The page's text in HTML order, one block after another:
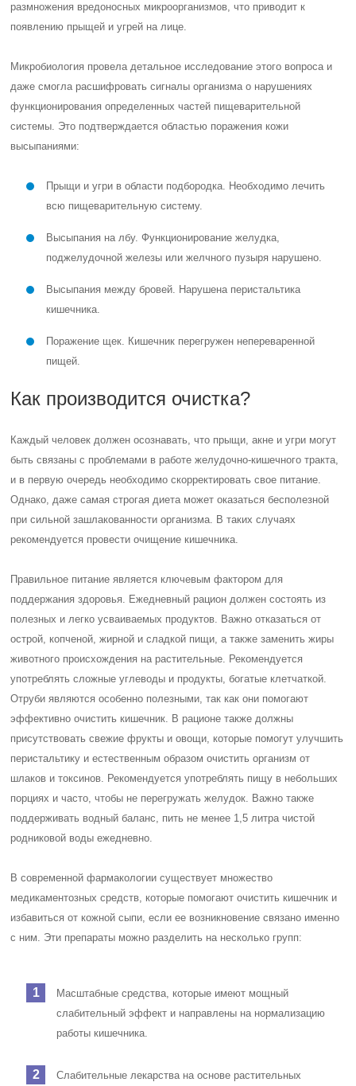
размножения вредоносных микроорганизмов, что приводит к
появлению прыщей и угрей на лице.
Микробиология провела детальное исследование этого вопроса и
даже смогла расшифровать сигналы организма о нарушениях
функционирования определенных частей пищеварительной
системы. Это подтверждается областью поражения кожи
высыпаниями:
Прыщи и угри в области подбородка. Необходимо лечить
всю пищеварительную систему.
Высыпания на лбу. Функционирование желудка,
поджелудочной железы или желчного пузыря нарушено.
Высыпания между бровей. Нарушена перистальтика
кишечника.
Поражение щек. Кишечник перегружен непереваренной
пищей.
Как производится очистка?
Каждый человек должен осознавать, что прыщи, акне и угри могут
быть связаны с проблемами в работе желудочно-кишечного тракта,
и в первую очередь необходимо скорректировать свое питание.
Однако, даже самая строгая диета может оказаться бесполезной
при сильной зашлакованности организма. В таких случаях
рекомендуется провести очищение кишечника.
Правильное питание является ключевым фактором для
поддержания здоровья. Ежедневный рацион должен состоять из
полезных и легко усваиваемых продуктов. Важно отказаться от
острой, копченой, жирной и сладкой пищи, а также заменить жиры
животного происхождения на растительные. Рекомендуется
употреблять сложные углеводы и продукты, богатые клетчаткой.
Отруби являются особенно полезными, так как они помогают
эффективно очистить кишечник. В рационе также должны
присутствовать свежие фрукты и овощи, которые помогут улучшить
перистальтику и естественным образом очистить организм от
шлаков и токсинов. Рекомендуется употреблять пищу в небольших
порциях и часто, чтобы не перегружать желудок. Важно также
поддерживать водный баланс, пить не менее 1,5 литра чистой
родниковой воды ежедневно.
В современной фармакологии существует множество
медикаментозных средств, которые помогают очистить кишечник и
избавиться от кожной сыпи, если ее возникновение связано именно
с ним. Эти препараты можно разделить на несколько групп:
Масштабные средства, которые имеют мощный
слабительный эффект и направлены на нормализацию
работы кишечника.
Слабительные лекарства на основе растительных